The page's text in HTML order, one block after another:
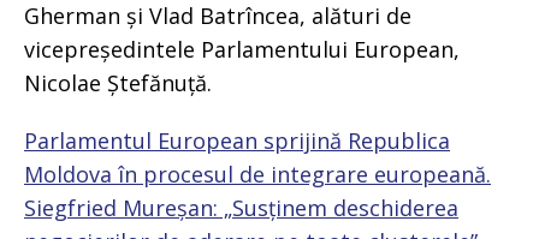
Gherman și Vlad Batrîncea, alături de
vicepreședintele Parlamentului European,
Nicolae Ștefănuță.
Parlamentul European sprijină Republica
Moldova în procesul de integrare europeană.
Siegfried Mureșan: „Susținem deschiderea